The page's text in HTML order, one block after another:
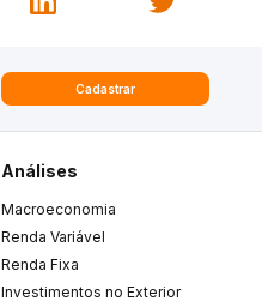
Cadastrar
Análises
Macroeconomia
Renda Variável
Renda Fixa
Investimentos no Exterior